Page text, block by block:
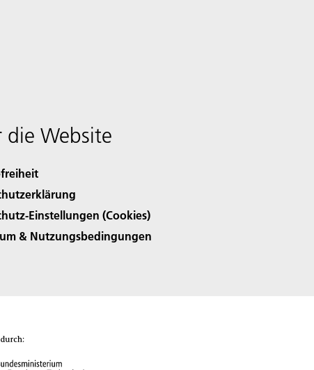
die Website
Einstellungen (Cookies)
& Nutzungsbedingungen